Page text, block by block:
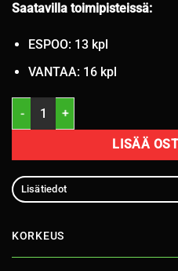
Saatavilla toimipisteissä:
ESPOO: 13 kpl
VANTAA: 16 kpl
205/55R16 Trazano ZuperEco Z-
LISÄÄ
Lisätiedot
KORKEUS